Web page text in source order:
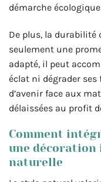
démarche
De plus, la durabilité
seulement une
adapté, il peut
éclat ni dégrader
d’avenir face aux
délaissées au profit
Comment
une décoration
naturelle